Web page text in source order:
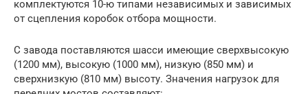
комплектуются 10-ю типами независимых и зависимых
от сцепления коробок отбора мощности.
С завода поставляются шасси имеющие сверхвысокую
(1200 мм), высокую (1000 мм), низкую (850 мм) и
сверхнизкую (810 мм) высоту. Значения нагрузок для